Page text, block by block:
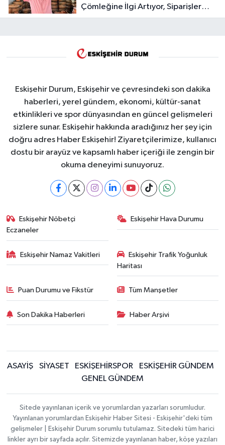
Çömleğine İlgi Artıyor, Siparişler
Çoğalıyor
Eskişehir Durum, Eskişehir ve çevresindeki son dakika
haberleri, yerel gündem, ekonomi, kültür-sanat
etkinlikleri ve spor dünyasından en güncel gelişmeleri
sizlere sunar. Eskişehir hakkında aradığınız her şey için
doğru adres Haber Eskişehir! Ziyaretçilerimize, kullanıcı
dostu bir arayüz ve kapsamlı haber içeriği ile zengin bir
okuma deneyimi sunuyoruz.
Eskişehir Nöbetçi
Eczaneler
Eskişehir Hava Durumu
Eskişehir Namaz Vakitleri
Eskişehir Trafik Yoğunluk
Haritası
Puan Durumu ve Fikstür Tüm Manşetler
Son Dakika Haberleri Haber Arşivi
ASAYİŞ SİYASET ESKİŞEHİRSPOR
ESKİŞEHİR GÜNDEM
GENEL GÜNDEM
Sitede yayınlanan içerik ve yorumlardan yazarları sorumludur.
Yayınlanan yorumlardan Eskişehir Haber Sitesi - Eskişehir'deki tüm
gelişmeler | Eskişehir Durum sorumlu tutulamaz. Sitedeki tüm harici
linkler ayrı bir sayfada açılır. Sitemizde yayınlanan haber, köşe yazıları